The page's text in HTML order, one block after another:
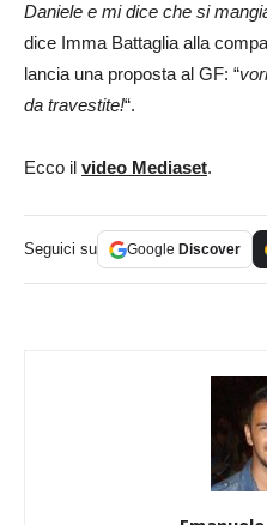
Daniele e mi dice che si
dice Imma Battaglia alla
lancia una proposta al GF: “
da travestite!“.
Ecco il video Mediaset.
Seguici su Google Discover